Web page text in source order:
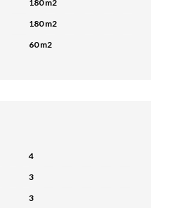
180 m2
180 m2
60 m2
4
3
3